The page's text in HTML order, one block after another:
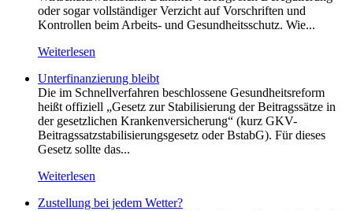
oder sogar vollständiger Verzicht auf Vorschriften und
Kontrollen beim Arbeits- und Gesundheitsschutz. Wie...
Weiterlesen
Unterfinanzierung bleibt
Die im Schnellverfahren beschlossene Gesundheitsreform
heißt offiziell „Gesetz zur Stabilisierung der Beitragssätze in
der gesetzlichen Krankenversicherung“ (kurz GKV-
Beitragssatzstabilisierungsgesetz oder BstabG). Für dieses
Gesetz sollte das...
Weiterlesen
Zustellung bei jedem Wetter?